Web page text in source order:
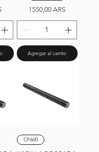
Precio
1550,00 ARS
Agregar al carrito
CF600